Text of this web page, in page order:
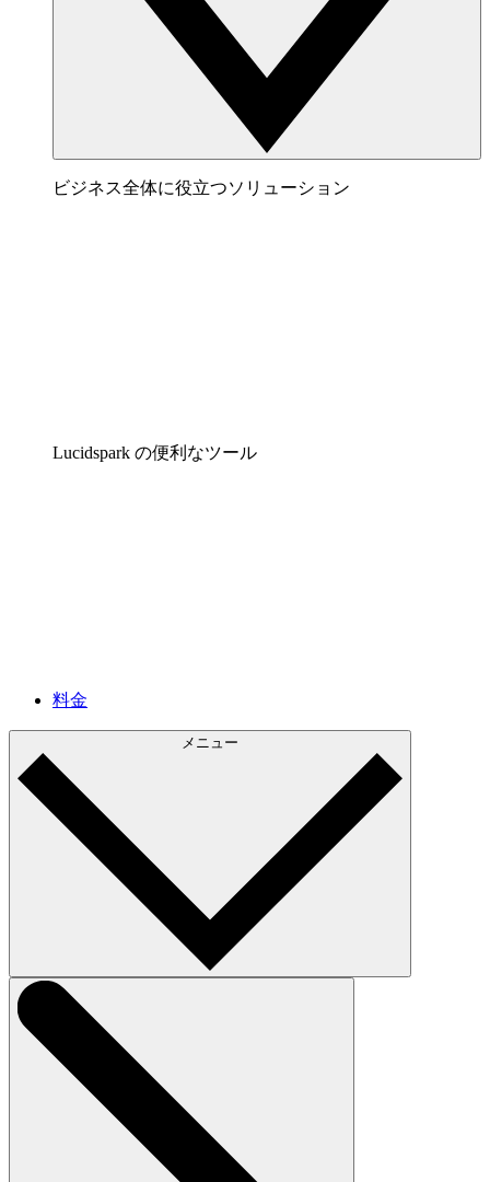
ビジネス全体に役立つソリューション
Lucidspark の便利なツール
料金
メニュー